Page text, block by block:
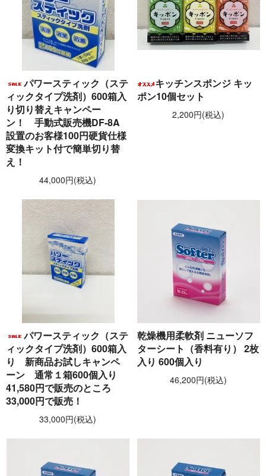
パワースティック（ステ
ィックタイプ洗剤）600箱入
り切り替えキャンペー
ン！ 手動式販売機DF-8A
設置のお客様100円硬貨仕様
変換キット付で簡単切り替
え！
44,000円(税込)
キッチンスポンジ キッ
ポン10個セット
2,200円(税込)
パワースティック（ステ
ィックタイプ洗剤）600箱入
り 新商品お試しキャンペ
ーン 通常１箱600個入り
41,580円で販売のところ
33,000円で販売！
33,000円(税込)
乾燥機用柔軟剤 ニューソフ
ターシート（香料有り） 2枚
入り 600個入り
46,200円(税込)